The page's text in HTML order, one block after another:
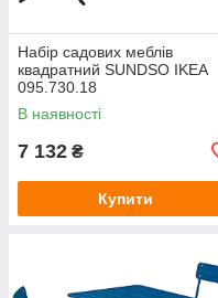
Набір садових меблів
квадратний SUNDSO IKEA
095.730.18
В наявності
7 132 ₴
Купити